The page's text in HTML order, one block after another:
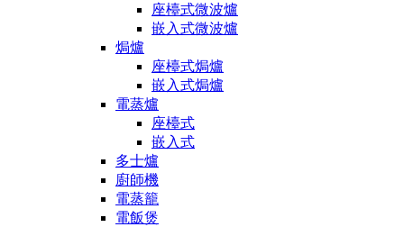
座檯式微波爐
嵌入式微波爐
焗爐
座檯式焗爐
嵌入式焗爐
電蒸爐
座檯式
嵌入式
多士爐
廚師機
電蒸籠
電飯煲